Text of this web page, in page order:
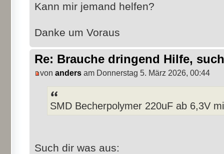
Kann mir jemand helfen?
Danke um Voraus
Re: Brauche dringend Hilfe,
von anders am Donnerstag 5. März 2026, 00:44
SMD Becherpolymer 220uF ab 6,3V
Such dir was aus: